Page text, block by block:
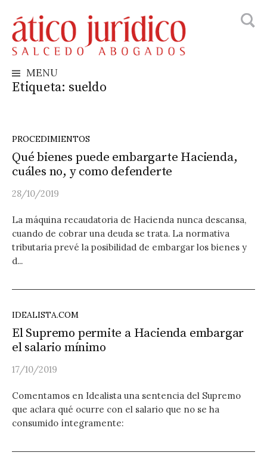
to
content
MENU
Etiqueta: sueldo
PROCEDIMIENTOS
Qué bienes puede embargarte Hacienda,
cuáles no, y como defenderte
28/10/2019
La máquina recaudatoria de Hacienda nunca descansa,
cuando de cobrar una deuda se trata. La normativa
tributaria prevé la posibilidad de embargar los bienes y
d...
IDEALISTA.COM
El Supremo permite a Hacienda embargar
el salario mínimo
17/10/2019
Comentamos en Idealista una sentencia del Supremo
que aclara qué ocurre con el salario que no se ha
consumido íntegramente: